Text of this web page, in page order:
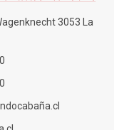
3053 La